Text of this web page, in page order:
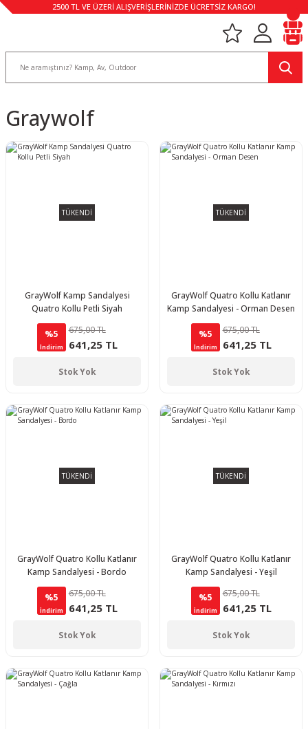
2500 TL VE ÜZERİ ALIŞVERİŞLERİNİZDE ÜCRETSİZ KARGO!
Graywolf
TÜKENDİ
GrayWolf Kamp Sandalyesi
Quatro Kollu Petli Siyah
%5
İndirim
675,00 TL
641,25 TL
Stok Yok
TÜKENDİ
GrayWolf Quatro Kollu Katlanır
Kamp Sandalyesi - Orman Desen
%5
İndirim
675,00 TL
641,25 TL
Stok Yok
TÜKENDİ
GrayWolf Quatro Kollu Katlanır
Kamp Sandalyesi - Bordo
%5
İndirim
675,00 TL
641,25 TL
Stok Yok
TÜKENDİ
GrayWolf Quatro Kollu Katlanır
Kamp Sandalyesi - Yeşil
%5
İndirim
675,00 TL
641,25 TL
Stok Yok